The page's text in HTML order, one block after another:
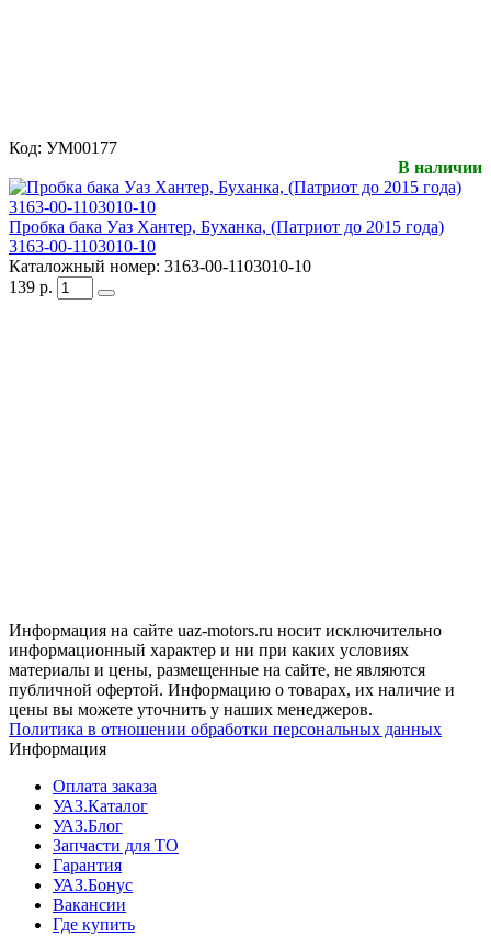
Код: УМ00177
В наличии
Пробка бака Уаз Хантер, Буханка, (Патриот до 2015 года)
3163-00-1103010-10
Каталожный номер: 3163-00-1103010-10
139 р.
Информация на сайте uaz-motors.ru носит исключительно
информационный характер и ни при каких условиях
материалы и цены, размещенные на сайте, не являются
публичной офертой. Информацию о товарах, их наличие и
цены вы можете уточнить у наших менеджеров.
Политика в отношении обработки персональных данных
Информация
Оплата заказа
УАЗ.Каталог
УАЗ.Блог
Запчасти для ТО
Гарантия
УАЗ.Бонус
Вакансии
Где купить